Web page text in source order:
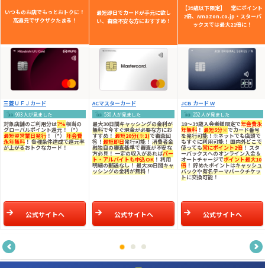
いつものお店でもっとおトクに！
高還元でザクザクたまる！
三菱ＵＦＪカード
993 人が見ました
対象店舗のご利用分は7%相当の
グローバルポイント還元！（*）
最短翌営業日発行！（*） 年会費
永年無料！各種条件達成で還元率
が上がるおトクなカード！
公式サイトへ
最短即日でカードが手元に欲し
い、審査不安な方におすすめ！
ACマスターカード
530 人が見ました
最大30日間キャッシングの金利が
無料で今すぐ現金が必要な方にお
すすめ！ 最短20分(※1)で審査回
答！ 最短即日発行可能！ 消費者金
融独自の審査基準で審査が不安な
方必見！ 一定の収入があればパー
ト・アルバイトも申込OK ！ 利用
明細の郵送なし！ 最大30日間キャ
ッシングの金利が無料 ！
公式サイトへ
【39歳以下限定】 常にポイント
2倍、Amazon.co.jp・スターバ
ックスでは最大21倍に！
JCB カード W
252 人が見ました
18～39歳入会者様限定で年会費永
年無料 ！ 最短5分※でカード番号
を発行可能！※ネットでも店頭で
もすぐに利用可能！ 国内外どこで
使っても常にポイント2倍！ スタ
ーバックスへのオンライン入金＆
オートチャージでポイント最大10
倍 ！ 貯めたポイントはキャッシュ
バックや有名テーマパークチケッ
トに交換可能！
公式サイトへ